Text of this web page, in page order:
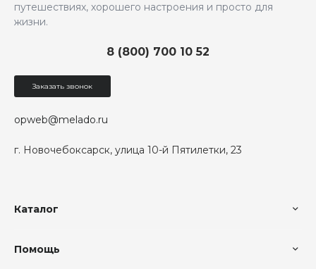
путешествиях, хорошего настроения и просто для
жизни.
г. Новочебоксарск, улица 10-й Пятилетки, 23
8 (800) 700 10 52
opweb@melado.ru
Заказать звонок
Каталог
Помощь